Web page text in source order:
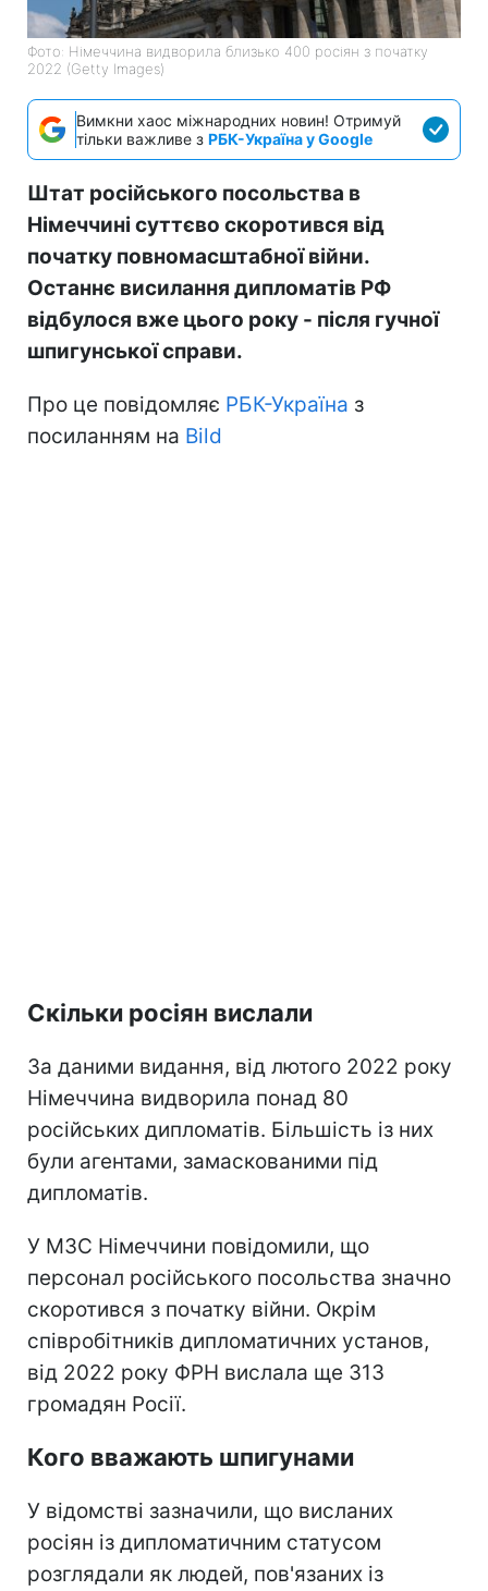
Фото: Німеччина видворила близько 400 росіян з початку
2022 (Getty Images)
Вимкни хаос міжнародних новин! Отримуй
тільки важливе з РБК-Україна у Google
Штат російського посольства в
Німеччині суттєво скоротився від
початку повномасштабної війни.
Останнє висилання дипломатів РФ
відбулося вже цього року - після гучної
шпигунської справи.
Про це повідомляє РБК-Україна з
посиланням на Bild
Скільки росіян вислали
За даними видання, від лютого 2022 року
Німеччина видворила понад 80
російських дипломатів. Більшість із них
були агентами, замаскованими під
дипломатів.
У МЗС Німеччини повідомили, що
персонал російського посольства значно
скоротився з початку війни. Окрім
співробітників дипломатичних установ,
від 2022 року ФРН вислала ще 313
громадян Росії.
Кого вважають шпигунами
У відомстві зазначили, що висланих
росіян із дипломатичним статусом
розглядали як людей, пов'язаних із